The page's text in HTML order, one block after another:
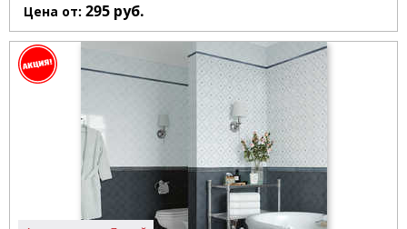
Цена от: 295 руб.